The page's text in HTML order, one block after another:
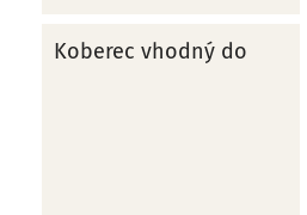
Koberec vhodný do